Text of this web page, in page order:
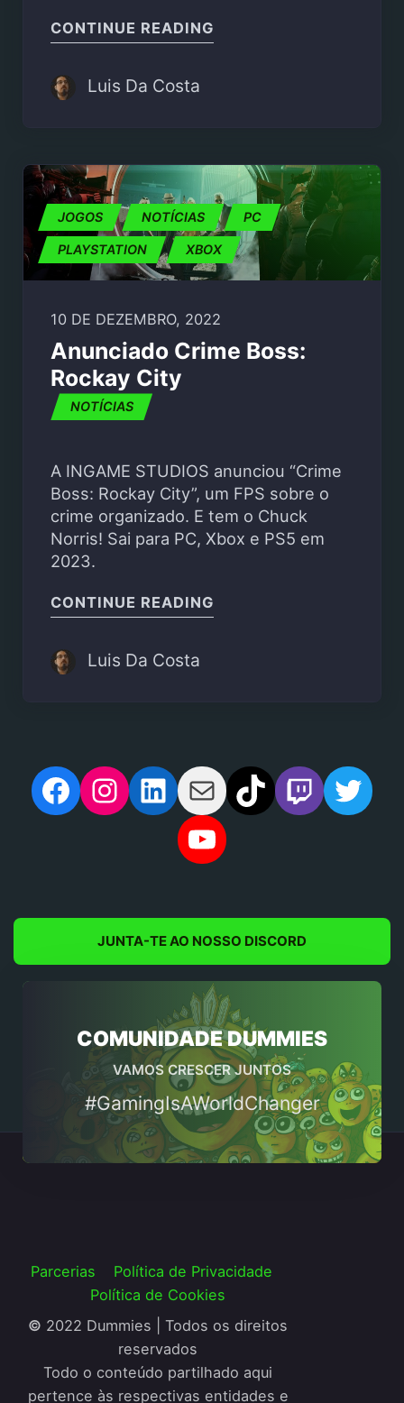
CONTINUE READING
Luis Da Costa
JOGOS NOTÍCIAS PC
PLAYSTATION XBOX
10 DE DEZEMBRO, 2022
Anunciado Crime Boss:
Rockay City
NOTÍCIAS
A INGAME STUDIOS anunciou “Crime
Boss: Rockay City”, um FPS sobre o
crime organizado. E tem o Chuck
Norris! Sai para PC, Xbox e PS5 em
2023.
CONTINUE READING
Luis Da Costa
Facebook
Instagram
LinkedIn
MailTikTokTwitch
YouTube
JUNTA-TE AO NOSSO DISCORD
COMUNIDADE DUMMIES
VAMOS CRESCER JUNTOS
#GamingIsAWorldChanger
Parcerias
Política de Privacidade
Política de Cookies
© 2022 Dummies | Todos os direitos
reservados
Todo o conteúdo partilhado aqui
pertence às respectivas entidades e